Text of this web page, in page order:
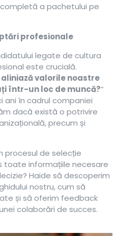
a pachetului pe
profesionale
legate de cultura
este crucială.
aliniază valorile noastre
într-un loc de muncă?”
ani în cadrul companiei
dacă există o potrivire
precum și
procesul de selecție
toate informațiile necesare
Haide să descoperim
nostru, cum să
și să oferim feedback
colaborări de succes.